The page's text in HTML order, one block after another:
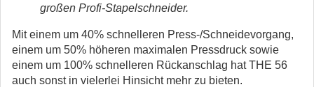
großen Profi-Stapelschneider.
Mit einem um 40% schnelleren Press-/Schneidevorgang,
einem um 50% höheren maximalen Pressdruck sowie
einem um 100% schnelleren Rückanschlag hat THE 56
auch sonst in vielerlei Hinsicht mehr zu bieten.